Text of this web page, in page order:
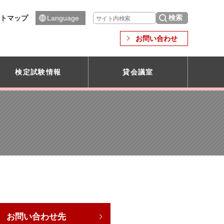
マップ Language
お問い合わせ
検定試験情報 貸会議室
お問い合わせ先